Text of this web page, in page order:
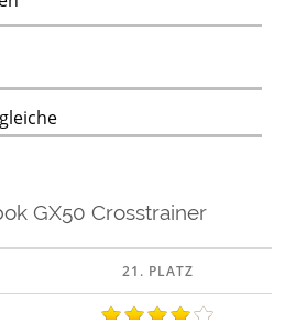
GX50 Crosstrainer